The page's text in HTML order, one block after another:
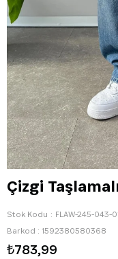
Çizgi
Stok Kodu
FLAW-245-043-
Barkod : 1592380580368
₺783,99